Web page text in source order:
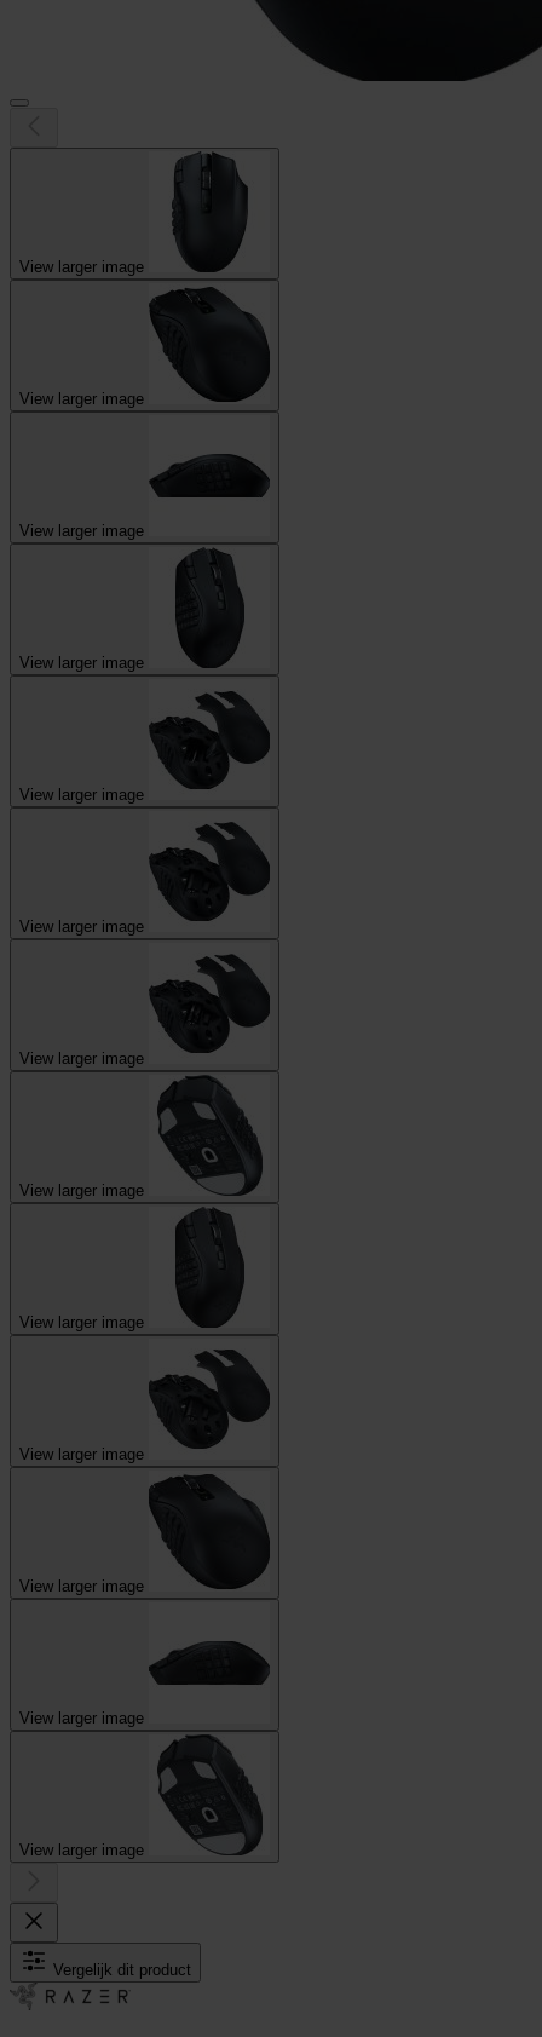
View larger image
View larger image
View larger image
View larger image
View larger image
View larger image
View larger image
View larger image
View larger image
View larger image
View larger image
View larger image
View larger image
Vergelijk dit product